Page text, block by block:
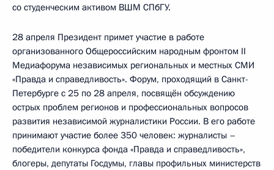
со студенческим активом ВШМ СПбГУ.
28 апреля Президент примет участие в работе
организованного Общероссийским народным фронтом II
Медиафорума независимых региональных и местных СМИ
«Правда и справедливость». Форум, проходящий в Санкт-
Петербурге с 25 по 28 апреля, посвящён обсуждению
острых проблем регионов и профессиональных вопросов
развития независимой журналистики России. В его работе
принимают участие более 350 человек: журналисты –
победители конкурса фонда «Правда и справедливость»,
блогеры, депутаты Госдумы, главы профильных министерств